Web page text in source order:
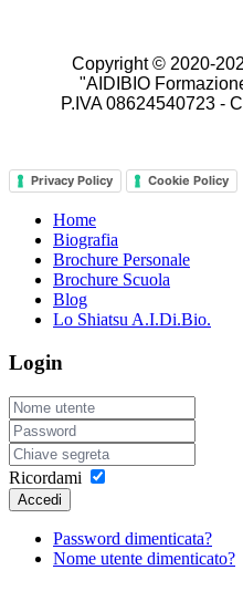
Copyright © 2020-
"AIDIBIO
P.IVA 08624540723 -
Privacy Policy Cookie Policy
Home
Biografia
Brochure Personale
Brochure Scuola
Blog
Lo Shiatsu A.I.Di.Bio.
Login
Ricordami
Accedi
Password dimenticata?
Nome utente dimenticato?